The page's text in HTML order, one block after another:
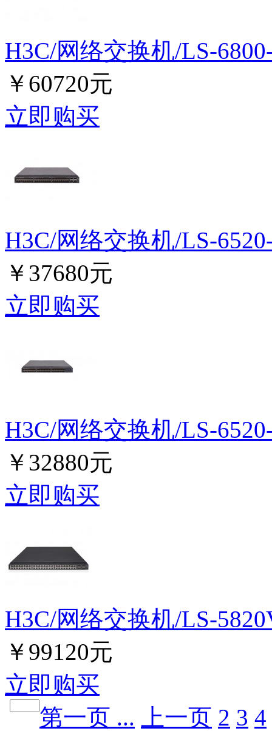
H3C/网络交换机/LS-
￥60720元
立即购买
H3C/网络交换机/LS-
￥37680元
立即购买
H3C/网络交换机/LS-
￥32880元
立即购买
H3C/网络交换机/LS-
￥99120元
立即购买
第一页 ...
上一页 2 3 4